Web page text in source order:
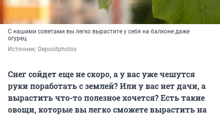
С нашими советами вы легко вырастите у себя на балконе даже
огурец
Источник: Depositphotos
Снег сойдет еще не скоро, а у вас уже чешутся
руки поработать с землей? Или у вас нет дачи, а
вырастить что-то полезное хочется? Есть такие
овощи, которые вы легко сможете вырастить на